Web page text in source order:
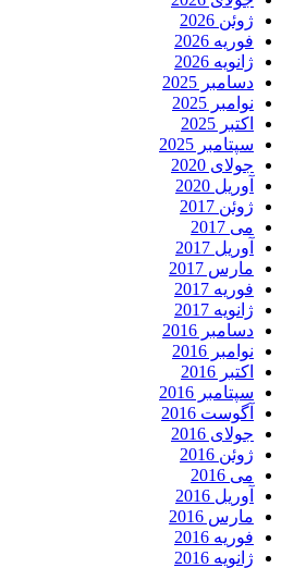
ژوئن 2026
فوریه 2026
ژانویه 2026
دسامبر 2025
نوامبر 2025
اکتبر 2025
سپتامبر 2025
جولای 2020
آوریل 2020
ژوئن 2017
می 2017
آوریل 2017
مارس 2017
فوریه 2017
ژانویه 2017
دسامبر 2016
نوامبر 2016
اکتبر 2016
سپتامبر 2016
آگوست 2016
جولای 2016
ژوئن 2016
می 2016
آوریل 2016
مارس 2016
فوریه 2016
ژانویه 2016